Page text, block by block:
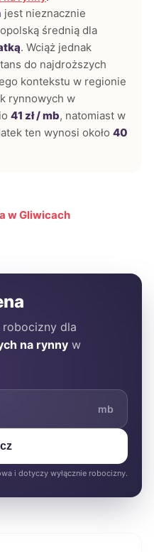
jest nieznacznie
średnią dla
. Wciąż jednak
do najdroższych
kontekstu w regionie
rynnowych w
41 zł / mb, natomiast w
ten wynosi około 40
w Gliwicach
dla
na rynny w
mb
i dotyczy wyłącznie robocizny.